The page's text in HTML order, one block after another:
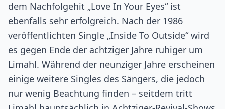
dem Nachfolgehit „Love In Your Eyes“ ist
ebenfalls sehr erfolgreich. Nach der 1986
veröffentlichten Single „Inside To Outside“ wird
es gegen Ende der achtziger Jahre ruhiger um
Limahl. Während der neunziger Jahre erscheinen
einige weitere Singles des Sängers, die jedoch
nur wenig Beachtung finden – seitdem tritt